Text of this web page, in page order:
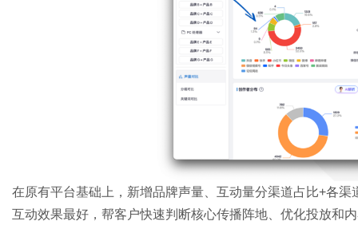
在原有平台基础上，新增品牌声量、互动量分渠道占比+各
互动效果最好，帮客户快速判断核心传播阵地、优化投放和